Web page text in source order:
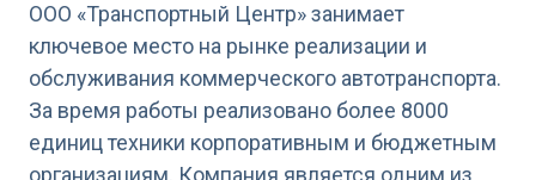
ООО «Транспортный Центр» занимает
ключевое место на рынке реализации и
обслуживания коммерческого автотранспорта.
За время работы реализовано более 8000
единиц техники корпоративным и бюджетным
организациям. Компания является одним из